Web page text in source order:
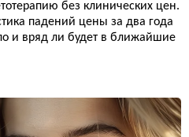
без клинических цен.
падений цены за два года
и вряд ли будет в ближайшие